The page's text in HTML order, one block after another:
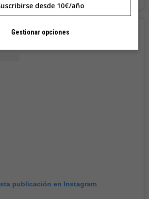
publicación en Instagram
desde 10€/año
Gestionar opciones